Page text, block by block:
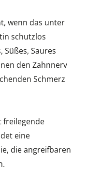
wenn das unter
schutzlos
Süßes, Saures
den Zahnnerv
Schmerz
freilegende
eine
die angreifbaren